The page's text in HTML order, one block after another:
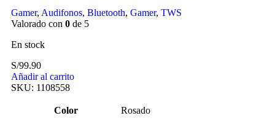
Gamer, Audifonos, Bluetooth, Gamer, TWS
Valorado con 0 de 5
En stock
S/99.90
Añadir al carrito
SKU: 1108558
Color Rosado